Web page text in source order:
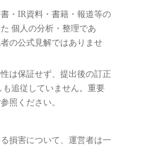
・IR資料・書籍・報道等の
個人の分析・整理であ
の公式見解ではありませ
は保証せず、提出後の訂正
追従していません。重要
照ください。
損害について、運営者は一